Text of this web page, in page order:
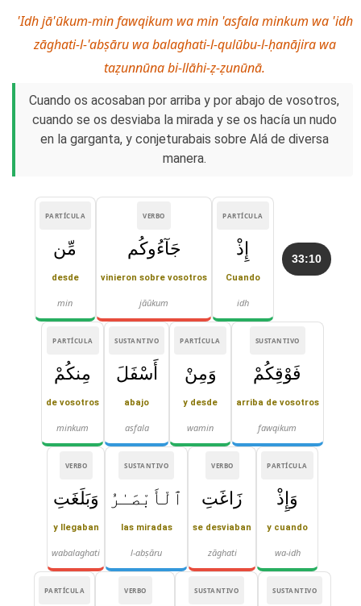
'Idh jā'ūkum-min fawqikum wa min 'asfala minkum wa 'idh
zāghati-l-'abṣāru wa balaghati-l-qulūbu-l-ḥanājira wa
taẓunnūna bi-llāhi-ẓ-ẓunūnā.
Cuando os acosaban por arriba y por abajo de vosotros,
cuando se os desviaba la mirada y se os hacía un nudo
en la garganta, y conjeturabais sobre Alá de diversa
manera.
33:10
PARTÍCULA
إِذْ
Cuando
idh
VERBO
جَآءُوكُم
vinieron sobre vosotros
jāūkum
PARTÍCULA
مِّن
desde
min
SUSTANTIVO
فَوْقِكُمْ
arriba de vosotros
fawqikum
PARTÍCULA
وَمِنْ
y desde
wamin
SUSTANTIVO
أَسْفَلَ
abajo
asfala
PARTÍCULA
مِنكُمْ
de vosotros
minkum
PARTÍCULA
وَإِذْ
y cuando
wa-idh
VERBO
زَاغَتِ
se desviaban
zāghati
SUSTANTIVO
ٱلْأَبْصَـٰرُ
las miradas
l-abṣāru
VERBO
وَبَلَغَتِ
y llegaban
wabalaghati
SUSTANTIVO
SUSTANTIVO
VERBO
PARTÍCULA